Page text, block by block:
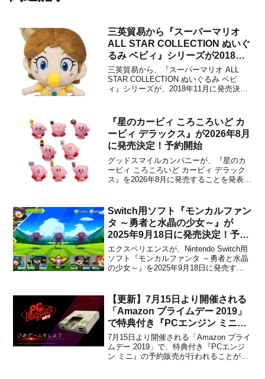
三英貿易から『スーパーマリオ
ALL STAR COLLECTION ぬいぐ
るみ ベビィ』シリーズが2018年
11月に発売決定！
三英貿易から、『スーパーマリオ ALL
STAR COLLECTION ぬいぐるみ ベビ
ィ』シリーズが、2018年11月に発売決さ
込)となります。※掲載している価格等の
情報は、2018年9月20日時点の...
『星のカービィ ころころいど カ
ービィ デラックス』が2026年8月
に発売決定！予約開始
グッドスマイルカンパニーが、『星のカ
ービィ ころころいど カービィ デラック
ス』を2026年8月に発売することを発表し
カプセルトイシリーズ『ころころいど』
がデラックスver.になって登場！サイズは
『ねんどろい...
Switch用ソフト『モンカルファン
タ ～勇者と水晶の少女～』が
2025年9月18日に発売決定！予約
開始
エクスペリエンスが、Nintendo Switch用
ソフト『モンカルファンタ ～勇者と水晶
の少女～』を2025年9月18日に発売する
も新しいコマンドRPGです。水晶に閉じ
込められた少女と共に世界を救う為、勇
者...
【更新】7月15日より開催される
「Amazon プライムデー 2019」
で特典付き『PCエンジン ミニ』
の予約販売が行われることが発
表！
7月15日より開催される「Amazon プライ
ムデー 2019」で、特典付き『PCエンジ
ン ミニ』の予約販売が行われることが発